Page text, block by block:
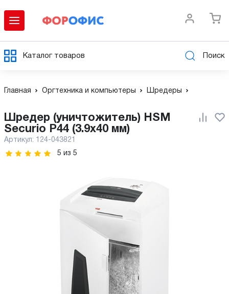
Каталог товаров Поиск
Главная Оргтехника и компьютеры Шредеры
Шредер (уничтожитель) HSM
Securio P44 (3.9x40 мм)
Артикул: 124-043821
5 из 5